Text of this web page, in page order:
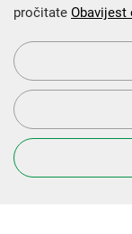
Krajnji
Europskog
pročitate